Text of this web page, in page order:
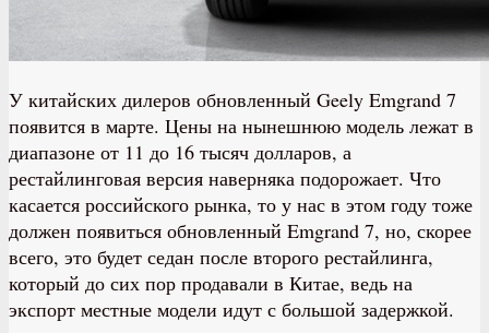
У китайских дилеров обновленный Geely Emgrand 7
появится в марте. Цены на нынешнюю модель лежат в
диапазоне от 11 до 16 тысяч долларов, а
рестайлинговая версия наверняка подорожает. Что
касается российского рынка, то у нас в этом году тоже
должен появиться обновленный Emgrand 7, но, скорее
всего, это будет седан после второго рестайлинга,
который до сих пор продавали в Китае, ведь на
экспорт местные модели идут с большой задержкой.